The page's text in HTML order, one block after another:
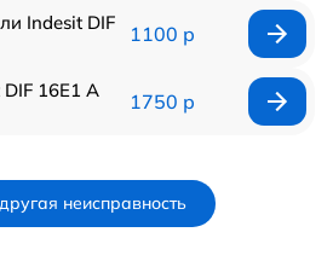
Indesit DIF
1100 р
16Е1 А
1750 р
неисправность